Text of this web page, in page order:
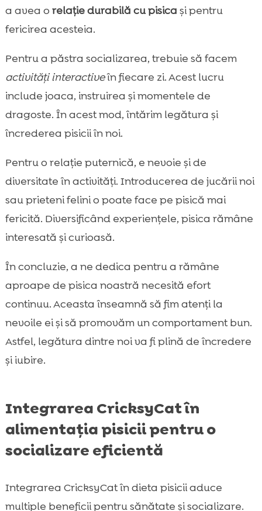
a avea o relație durabilă cu pisica și pentru
fericirea acesteia.
Pentru a păstra socializarea, trebuie să facem
activități interactiveîn fiecare zi. Acest lucru
include joaca, instruirea și momentele de
dragoste. În acest mod, întărim legătura și
încrederea pisicii în noi.
Pentru o relație puternică, e nevoie și de
diversitate în activități. Introducerea de jucării noi
sau prieteni felini o poate face pe pisică mai
fericită. Diversificând experiențele, pisica rămâne
interesată și curioasă.
În concluzie, a ne dedica pentru a rămâne
aproape de pisica noastră necesită efort
continuu. Aceasta înseamnă să fim atenți la
nevoile ei și să promovăm un comportament bun.
Astfel, legătura dintre noi va fi plină de încredere
și iubire.
Integrarea CricksyCat în
alimentația pisicii pentru o
socializare eficientă
Integrarea CricksyCat în dieta pisicii aduce
multiple beneficii pentru sănătate și socializare.